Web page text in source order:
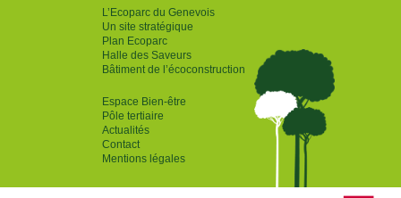
L’Ecoparc du Genevois
Un site stratégique
Plan Ecoparc
Halle des Saveurs
Bâtiment de l’écoconstruction
Espace Bien-être
Pôle tertiaire
Actualités
Contact
Mentions légales